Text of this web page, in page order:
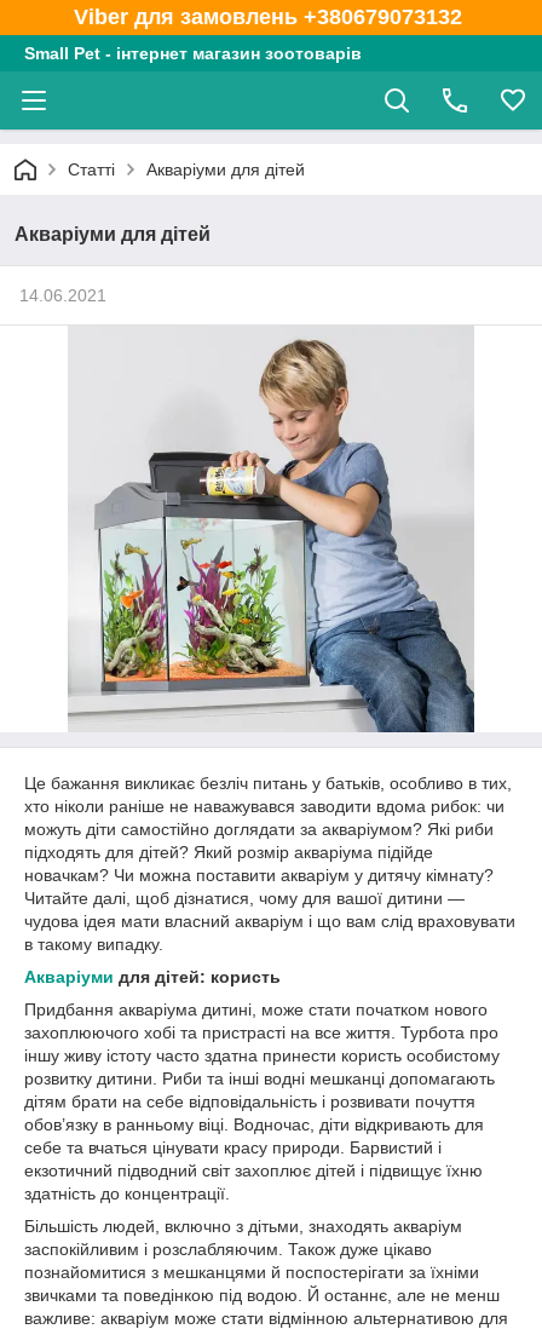
Viber для замовлень +380679073132
Small Pet - інтернет магазин зоотоварів
Статті Акваріуми для дітей
Акваріуми для дітей
14.06.2021
Це бажання викликає безліч питань у батьків, особливо в тих,
хто ніколи раніше не наважувався заводити вдома рибок: чи
можуть діти самостійно доглядати за акваріумом? Які риби
підходять для дітей? Який розмір акваріума підійде
новачкам? Чи можна поставити акваріум у дитячу кімнату?
Читайте далі, щоб дізнатися, чому для вашої дитини —
чудова ідея мати власний акваріум і що вам слід враховувати
в такому випадку.
Акваріуми для дітей: користь
Придбання акваріума дитині, може стати початком нового
захоплюючого хобі та пристрасті на все життя. Турбота про
іншу живу істоту часто здатна принести користь особистому
розвитку дитини. Риби та інші водні мешканці допомагають
дітям брати на себе відповідальність і розвивати почуття
обов’язку в ранньому віці. Водночас, діти відкривають для
себе та вчаться цінувати красу природи. Барвистий і
екзотичний підводний світ захоплює дітей і підвищує їхню
здатність до концентрації.
Більшість людей, включно з дітьми, знаходять акваріум
заспокійливим і розслабляючим. Також дуже цікаво
познайомитися з мешканцями й поспостерігати за їхніми
звичками та поведінкою під водою. Й останнє, але не менш
важливе: акваріум може стати відмінною альтернативою для